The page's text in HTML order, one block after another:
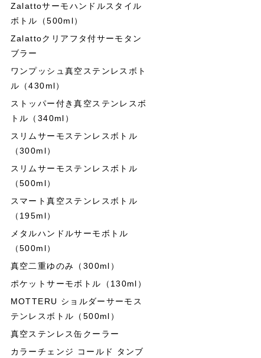
Zalattoサーモハンドルスタイル
ボトル（500ml）
Zalattoクリアフタ付サーモタン
ブラー
ワンプッシュ真空ステンレスボト
ル（430ml）
ストッパー付き真空ステンレスボ
トル（340ml）
スリムサーモステンレスボトル
（300ml）
スリムサーモステンレスボトル
（500ml）
スマート真空ステンレスボトル
（195ml）
メタルハンドルサーモボトル
（500ml）
真空二重ゆのみ（300ml）
ポケットサーモボトル（130ml）
MOTTERU ショルダーサーモス
テンレスボトル（500ml）
真空ステンレス缶クーラー
カラーチェンジ コールド タンブ